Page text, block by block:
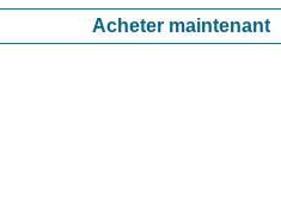
Acheter maintenant